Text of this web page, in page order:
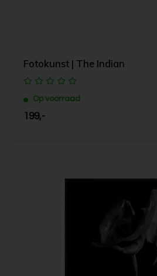
Fotokunst | The Indian
Op voorraad
199,-